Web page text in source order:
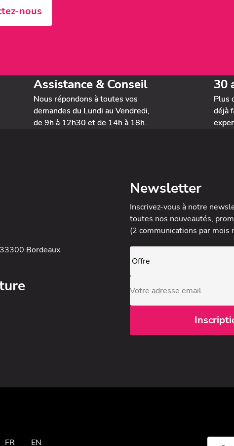
nous
Assistance & Conseil
Nous répondons à toutes vos
demandes du Lundi au Vendredi,
de 9h à 12h30 et de 14h à 18h.
30
Plus
déjà
Bordeaux
Newsletter
Inscrivez-vous à notre
toutes nos nouveautés,
(2 communications par mois
FR EN